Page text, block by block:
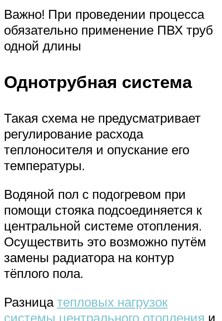
Важно! При проведении процесса
обязательно применение ПВХ труб
одной длины
Однотрубная система
Такая схема не предусматривает
регулирование расхода
теплоносителя и опускание его
температуры.
Водяной пол с подогревом при
помощи стояка подсоединяется к
центральной системе отопления.
Осуществить это возможно путём
замены радиатора на контур
тёплого пола.
Разницатепловых нагрузок
системы центрального отопления и